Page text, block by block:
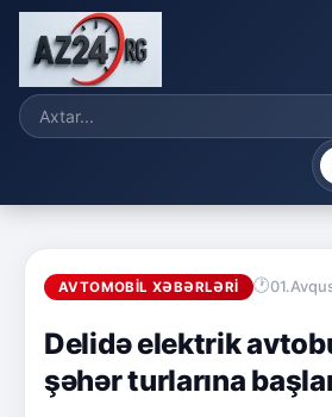
AVTOMOBIL XƏBƏRLƏRI
Delidə elektrik
şəhər turlarına